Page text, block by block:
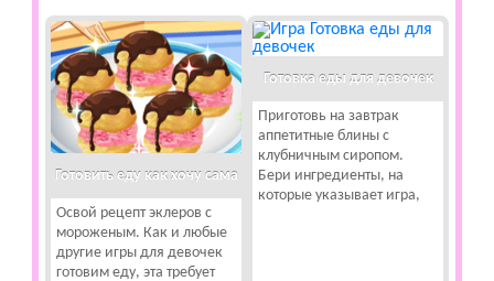
Готовить еду как хочу сама
Освой рецепт эклеров с
мороженым. Как и любые
другие игры для девочек
готовим еду, эта требует
Готовка еды для девочек
Приготовь на завтрак
аппетитные блины с
клубничным сиропом.
Бери ингредиенты, на
которые указывает игра,